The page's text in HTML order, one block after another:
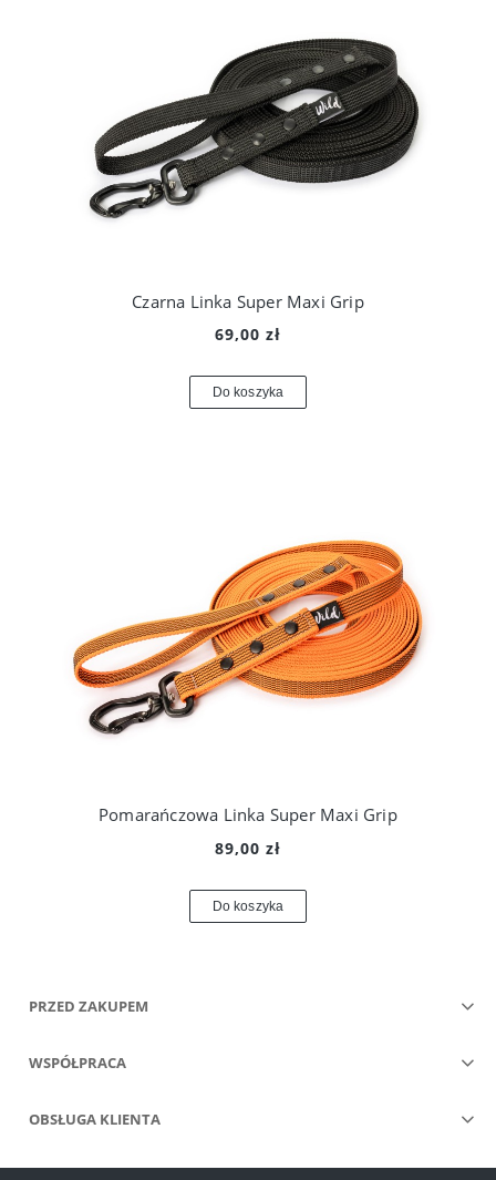
Czarna Linka Super Maxi Grip
69,00 zł
Do koszyka
Pomarańczowa Linka Super Maxi Grip
89,00 zł
Do koszyka
PRZED ZAKUPEM
WSPÓŁPRACA
OBSŁUGA KLIENTA